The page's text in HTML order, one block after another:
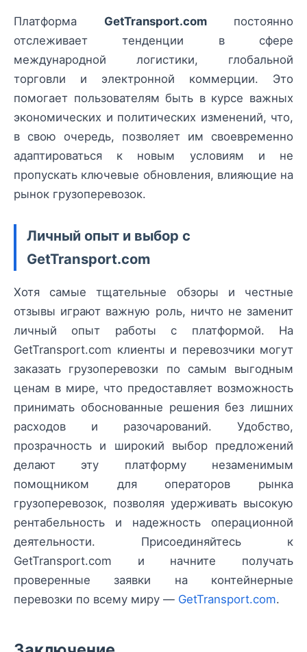
Платформа GetTransport.comпостоянно
отслеживает тенденции в сфере
международной логистики, глобальной
торговли и электронной коммерции. Это
помогает пользователям быть в курсе важных
экономических и политических изменений, что,
в свою очередь, позволяет им своевременно
адаптироваться к новым условиям и не
пропускать ключевые обновления, влияющие на
рынок грузоперевозок.
Личный опыт и выбор с
GetTransport.com
Хотя самые тщательные обзоры и честные
отзывы играют важную роль, ничто не заменит
личный опыт работы с платформой. На
GetTransport.com клиенты и перевозчики могут
заказать грузоперевозки по самым выгодным
ценам в мире, что предоставляет возможность
принимать обоснованные решения без лишних
расходов и разочарований. Удобство,
прозрачность и широкий выбор предложений
делают эту платформу незаменимым
помощником для операторов рынка
грузоперевозок, позволяя удерживать высокую
рентабельность и надежность операционной
деятельности. Присоединяйтесь к
GetTransport.com и начните получать
проверенные заявки на контейнерные
перевозки по всему миру — GetTransport.com.